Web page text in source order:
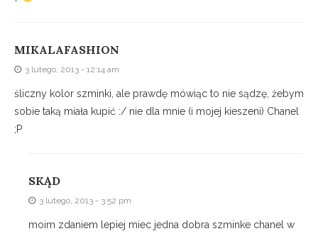
MIKALAFASHION
3 lutego, 2013 - 12:14 am
śliczny kolor szminki, ale prawdę mówiąc to nie sądzę, żebym
sobie taką miała kupić :/ nie dla mnie (i mojej kieszeni) Chanel
;P
SKĄD
3 lutego, 2013 - 3:52 pm
moim zdaniem lepiej miec jedna dobra szminke chanel w